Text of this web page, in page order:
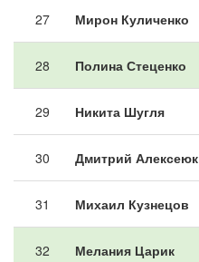
27 Мирон Куличенко
28 Полина Стеценко
29 Никита Шугля
30 Дмитрий Алексеюк
31 Михаил Кузнецов
32 Мелания Царик